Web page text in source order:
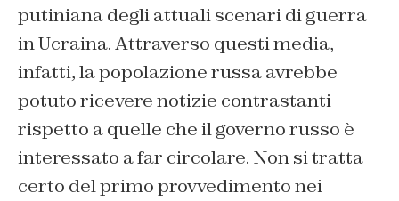
putinianadegli attuali scenari di guerra
in Ucraina. Attraverso questi media,
infatti, la popolazione russa avrebbe
potuto ricevere notizie contrastanti
rispetto a quelle che il governo russo è
interessato a far circolare. Non si tratta
certo del primo provvedimento nei